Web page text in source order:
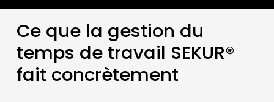
Ce que la gestion du
temps de travail SEKUR®
fait concrètement